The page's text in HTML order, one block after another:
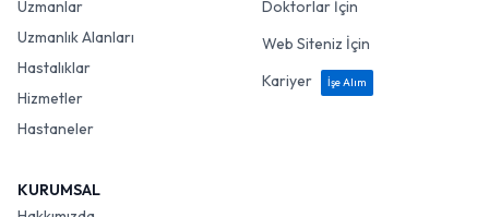
Uzmanlar
Uzmanlık Alanları
Hastalıklar
Hizmetler
Hastaneler
Doktorlar İçin
Web Siteniz İçin
Kariyer
İşe Alım
KURUMSAL